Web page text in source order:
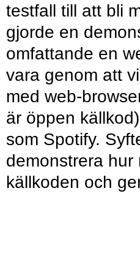
testfall till att bli
gjorde en
omfattande en
vara genom att
med web-
är öppen
som Spotify.
demonstrera hur
källkoden och